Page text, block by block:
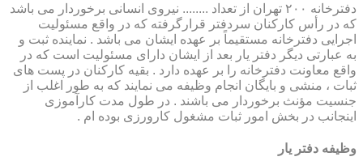
دفترخانه ۲۰۰ تهران از تعداد ........ نیروی انسانی برخوردار می باشد
که در رأس کارکنان سردفتر قرارگرفته که در واقع مسئولیت
اجرایی دفترخانه مستقیماً بر عهده ایشان می باشد . نماینده ثبت و
به عبارتی دیگر دفتر یار بعد از ایشان دارای مسئولیت است که در
واقع معاونت دفترخانه را بر عهده دارد . بقیه کارکنان در پست های
ثبات ، منشی و بایگان انجام وظیفه می نمایند که به طور اغلب از
جنسیت مؤنث برخوردار می باشند . در طول مدت کارآموزی
اینجانب در بخش امور ثبات مشغول کارورزی بوده ام .
وظیفه دفتر یار